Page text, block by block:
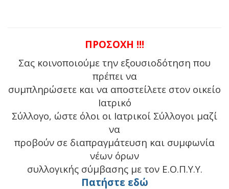
ΠΡΟΣΟΧΗ !!!
Σας κοινοποιούμε την εξουσιοδότηση που
πρέπει να
συμπληρώσετε και να αποστείλετε στον οικείο
Ιατρικό
Σύλλογο, ώστε όλοι οι Ιατρικοί Σύλλογοι μαζί
να
προβούν σε διαπραγμάτευση και συμφωνία
νέων όρων
συλλογικής σύμβασης με τον Ε.Ο.Π.Υ.Υ.
Πατήστε εδώ